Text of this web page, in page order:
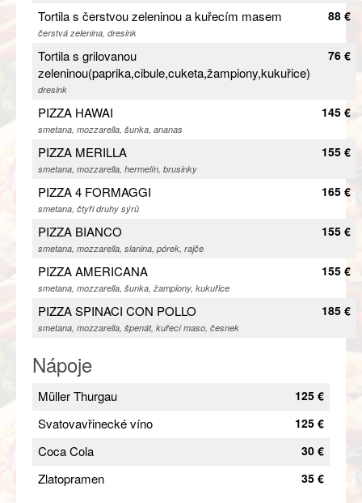
Tortila s čerstvou zeleninou a kuřecím masem
čerstvá zelenina, dresink
88 €
Tortila s grilovanou
zeleninou(paprika,cibule,cuketa,žampiony,kukuřice)
dresink
76 €
PIZZA HAWAI
smetana, mozzarella, šunka, ananas
145 €
PIZZA MERILLA
smetana, mozzarella, hermelín, brusinky
155 €
PIZZA 4 FORMAGGI
smetana, čtyři druhy sýrů
165 €
PIZZA BIANCO
smetana, mozzarella, slanina, pórek, rajče
155 €
PIZZA AMERICANA
smetana, mozzarella, šunka, žampiony, kukuřice
155 €
PIZZA SPINACI CON POLLO
smetana, mozzarella, špenát, kuřecí maso, česnek
185 €
Nápoje
Müller Thurgau 125 €
Svatovavřinecké víno 125 €
Coca Cola 30 €
Zlatopramen 35 €